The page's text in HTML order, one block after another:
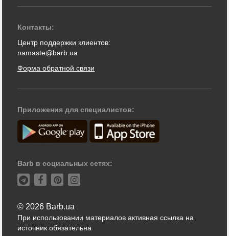
Контакты:
Центр поддержки клиентов:
namaste@barb.ua
Форма обратной связи
Приложения для специалистов:
Barb в социальных сетях:
© 2026 Barb.ua
При использовании материалов активная ссылка на
источник обязательна